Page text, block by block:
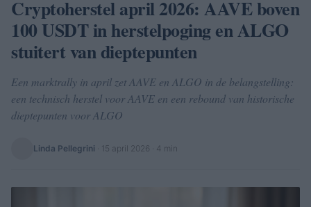
Cryptoherstel april 2026: AAVE boven
100 USDT in herstelpoging en ALGO
stuitert van dieptepunten
Een marktrally in april zet AAVE en ALGO in de belangstelling:
een technisch herstel voor AAVE en een rebound van historische
dieptepunten voor ALGO
Linda Pellegrini 15 april 2026 · 4 min